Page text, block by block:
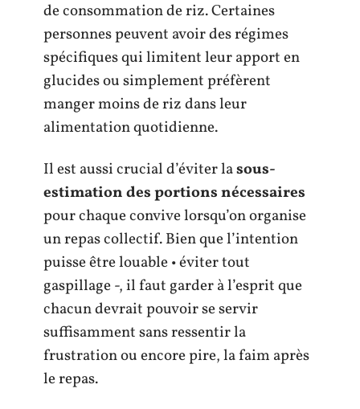
de consommation de riz. Certaines
personnes peuvent avoir des régimes
spécifiques qui limitent leur apport en
glucides ou simplement préfèrent
manger moins de riz dans leur
alimentation quotidienne.
Il est aussi crucial d’éviter lasous-
estimation des portions nécessaires
pour chaque convive lorsqu’on organise
un repas collectif. Bien que l’intention
puisse être louable • éviter tout
gaspillage -, il faut garder à l’esprit que
chacun devrait pouvoir se servir
suffisamment sans ressentir la
frustration ou encore pire, la faim après
le repas.